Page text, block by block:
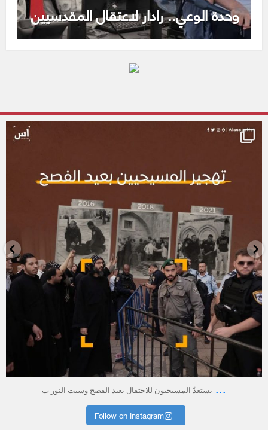
وحدة الوعي.. رادار لاعتقال المقدسيين
أبريل 23
يستعدّ المسيحيون للاحتفال بعيد الفصح وسبت النور ب ...
Follow on Instagram